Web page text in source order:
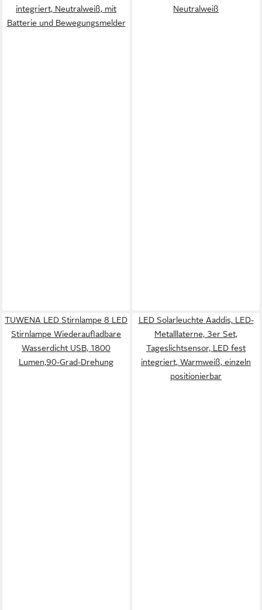
integriert, Neutralweiß, mit
Batterie und Bewegungsmelder
Neutralweiß
TUWENA LED Stirnlampe 8 LED
Stirnlampe Wiederaufladbare
Wasserdicht USB, 1800
Lumen,90-Grad-Drehung
LED Solarleuchte Aaddis, LED-
Metalllaterne, 3er Set,
Tageslichtsensor, LED fest
integriert, Warmweiß, einzeln
positionierbar